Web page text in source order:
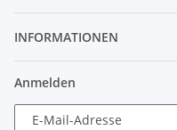
INFORMATIONEN
Anmelden
E-Mail-Adresse